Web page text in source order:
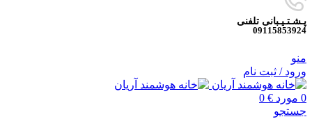
پـشـتـیـبانی تلفنی
09115853924
منو
ورود / ثبت نام
0 مورد 0 €
جستجو